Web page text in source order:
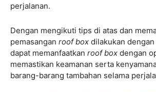
perjalanan.
Dengan mengikuti tips di atas dan
pemasangan roof box dilakukan
dapat memanfaatkan roof box dengan
memastikan keamanan serta
barang-barang tambahan selama